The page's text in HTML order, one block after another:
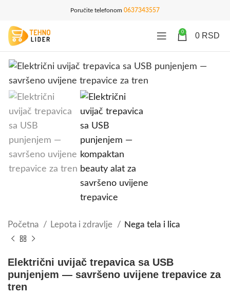
Poručite telefonom 0637343557
0 0 RSD
Početna Lepota i zdravlje Nega tela i lica
Električni uvijač trepavica sa USB
punjenjem — savršeno uvijene trepavice za
tren